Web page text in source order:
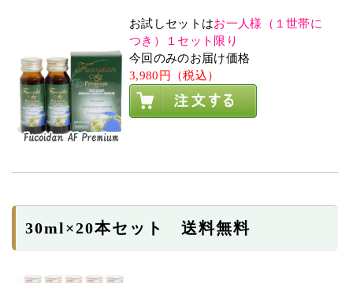
お試しセットはお一人様（１世帯に
つき）１セット限り
今回のみのお届け価格
3,980円（税込）
30ml×20本セット 送料無料